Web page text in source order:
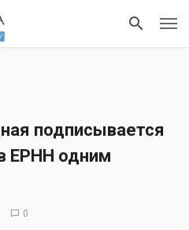
подписывается
ЕРНН одним
0